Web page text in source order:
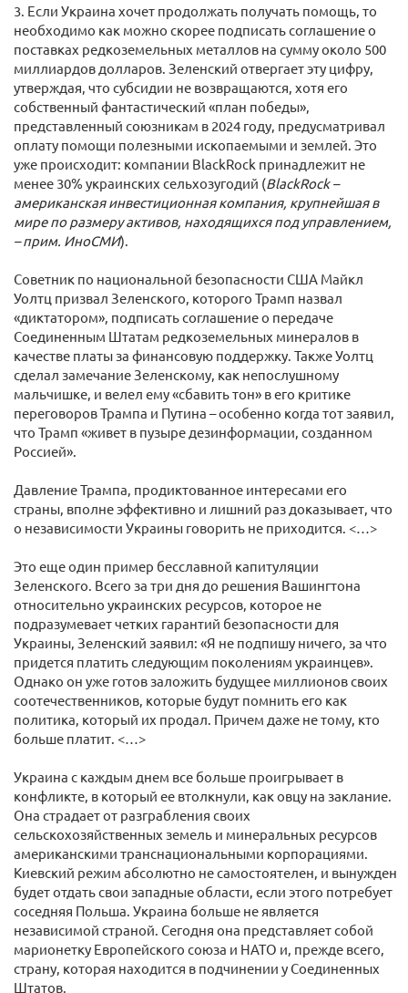
3. Если Украина хочет продолжать получать помощь, то
необходимо как можно скорее подписать соглашение о
поставках редкоземельных металлов на сумму около 500
миллиардов долларов. Зеленский отвергает эту цифру,
утверждая, что субсидии не возвращаются, хотя его
собственный фантастический «план победы»,
представленный союзникам в 2024 году, предусматривал
оплату помощи полезными ископаемыми и землей. Это
уже происходит: компании BlackRock принадлежит не
менее 30% украинских сельхозугодий (BlackRock –
американская инвестиционная компания, крупнейшая в
мире по размеру активов, находящихся под управлением,
– прим. ИноСМИ).
Советник по национальной безопасности США Майкл
Уолтц призвал Зеленского, которого Трамп назвал
«диктатором», подписать соглашение о передаче
Соединенным Штатам редкоземельных минералов в
качестве платы за финансовую поддержку. Также Уолтц
сделал замечание Зеленскому, как непослушному
мальчишке, и велел ему «сбавить тон» в его критике
переговоров Трампа и Путина – особенно когда тот заявил,
что Трамп «живет в пузыре дезинформации, созданном
Россией».
Давление Трампа, продиктованное интересами его
страны, вполне эффективно и лишний раз доказывает, что
о независимости Украины говорить не приходится. <…>
Это еще один пример бесславной капитуляции
Зеленского. Всего за три дня до решения Вашингтона
относительно украинских ресурсов, которое не
подразумевает четких гарантий безопасности для
Украины, Зеленский заявил: «Я не подпишу ничего, за что
придется платить следующим поколениям украинцев».
Однако он уже готов заложить будущее миллионов своих
соотечественников, которые будут помнить его как
политика, который их продал. Причем даже не тому, кто
больше платит. <…>
Украина с каждым днем все больше проигрывает в
конфликте, в который ее втолкнули, как овцу на заклание.
Она страдает от разграбления своих
сельскохозяйственных земель и минеральных ресурсов
американскими транснациональными корпорациями.
Киевский режим абсолютно не самостоятелен, и вынужден
будет отдать свои западные области, если этого потребует
соседняя Польша. Украина больше не является
независимой страной. Сегодня она представляет собой
марионетку Европейского союза и НАТО и, прежде всего,
страну, которая находится в подчинении у Соединенных
Штатов.